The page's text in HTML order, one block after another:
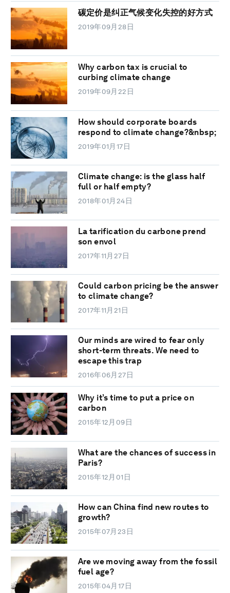
碳定价是纠正气候变化失控的好方式
2019年09月28日
Why carbon tax is crucial to
curbing climate change
2019年09月22日
How should corporate boards
respond to climate change?&nbsp;
2019年01月17日
Climate change: is the glass half
full or half empty?
2018年01月24日
La tarification du carbone prend
son envol
2017年11月27日
Could carbon pricing be the answer
to climate change?
2017年11月21日
Our minds are wired to fear only
short-term threats. We need to
escape this trap
2016年06月27日
Why it’s time to put a price on
carbon
2015年12月09日
What are the chances of success in
Paris?
2015年12月01日
How can China find new routes to
growth?
2015年07月23日
Are we moving away from the fossil
fuel age?
2015年04月17日